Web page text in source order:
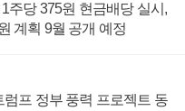
주당 375원 현금배당 실시,
계획 9월 공개 예정
럼프 정부 풍력 프로젝트 동